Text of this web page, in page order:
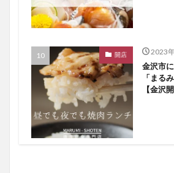
開店 2023
金沢市
「まる
【金沢開